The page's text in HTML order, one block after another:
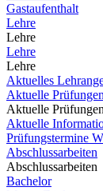
Gastaufenthalt
Lehre
Lehre
Lehre
Lehre
Aktuelles
Aktuelle
Aktuelle
Aktuelle
Prüfungstermine
Abschlussarbeiten
Abschlussarbeiten
Bachelor